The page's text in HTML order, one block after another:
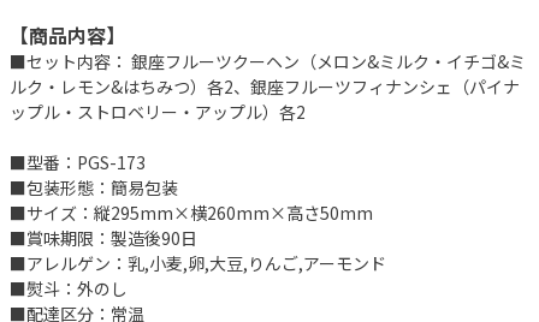
【商品内容】
■セット内容： 銀座フルーツクーヘン（メロン&ミルク・イチゴ&ミ
ルク・レモン&はちみつ）各2、銀座フルーツフィナンシェ（パイナ
ップル・ストロベリー・アップル）各2
■型番：PGS-173
■包装形態：簡易包装
■サイズ：縦295mm×横260mm×高さ50mm
■賞味期限：製造後90日
■アレルゲン：乳,小麦,卵,大豆,りんご,アーモンド
■熨斗：外のし
■配達区分：常温